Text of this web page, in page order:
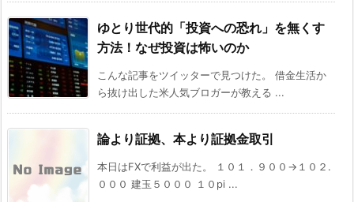
ゆとり世代的「投資への恐れ」を無くす
方法！なぜ投資は怖いのか
こんな記事をツイッターで見つけた。 借金生活か
ら抜け出した米人気ブロガーが教える ...
論より証拠、本より証拠金取引
本日はFXで利益が出た。 １０１．９００→１０２.
０００ 建玉５０００ １０pi ...